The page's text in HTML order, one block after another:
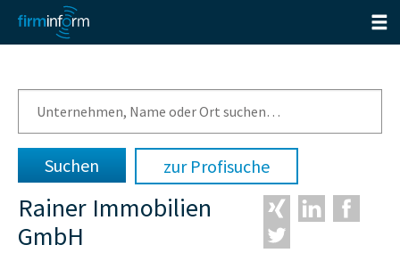
zur Profisuche
Rainer Immobilien
GmbH